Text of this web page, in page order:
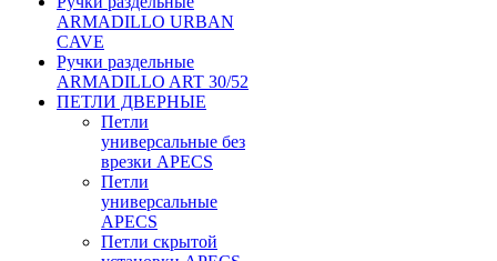
ARMADILLO URBAN
CAVE
Ручки раздельные
ARMADILLO ART 30/52
ПЕТЛИ ДВЕРНЫЕ
Петли
универсальные без
врезки APECS
Петли
универсальные
APECS
Петли скрытой